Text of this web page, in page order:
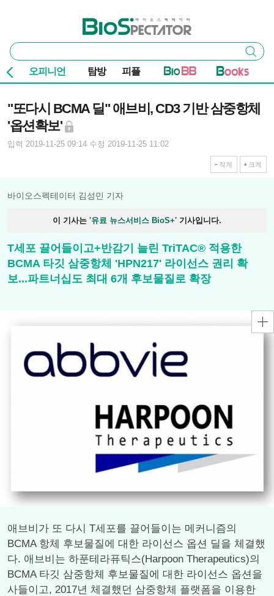
바이오스펙테이터
통
합
검
색
검색
오피니언 탐방 피플
"또다시 BCMA 딜" 애브비, CD3 기반 삼중항체
'옵션확보'
입력 2019-11-25 09:14 수정 2019-11-25 11:02
작게 크게
바이오스펙테이터 김성민 기자
이 기사는 '유료 뉴스서비스 BioS+' 기사입니다.
T세포 끌어들이고+반감기 늘린 TriTAC® 적용한
BCMA 타깃 삼중항체 'HPN217' 라이선스 권리 확
보...파트너십도 최대 6개 후보물질로 확장
애브비가 또 다시 T세포를 끌어들이는 메커니즘의
BCMA 항체 후보물질에 대한 라이선스 옵션 딜을 체결했
다. 애브비는 하푼테라퓨틱스(Harpoon Therapeutics)의
BCMA 타깃 삼중항체 후보물질에 대한 라이선스 옵션을
사들이고, 2017년 체결했던 삼중항체 플랫폼을 이용한